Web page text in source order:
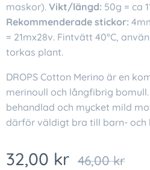
maskor). Vikt/längd: 50g = ca
Rekommenderade stickor:
= 21mx28v. Fintvätt 40°C,
torkas plant.
DROPS Cotton Merino är en
merinoull och långfibrig
behandlad och mycket mild
därför väldigt bra till barn- och
32,00 kr 46,00kr